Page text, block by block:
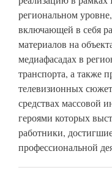
региональном
включающей в себя
материалов на
медиафасадах в
транспорта, а также
телевизионных
средствах массовой
героями которых
работники,
профессиональной